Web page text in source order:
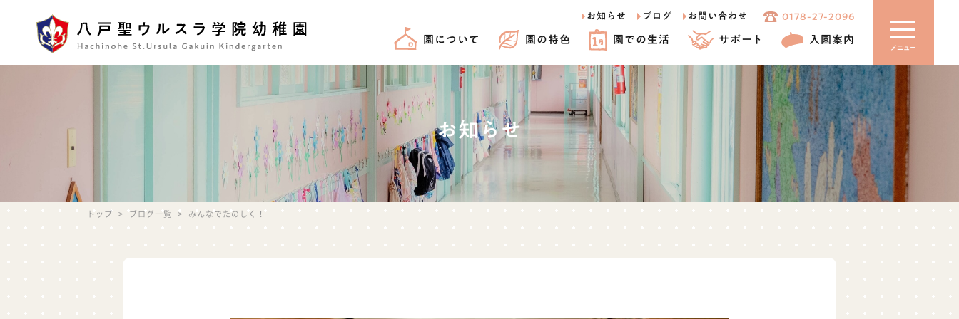
お知らせ ブログ お問い合わせ 0178-27-2096
園について 園の特色 園での生活 サポート 入園案内
お知らせ
トップ > ブログ一覧 > みんなでたのしく！